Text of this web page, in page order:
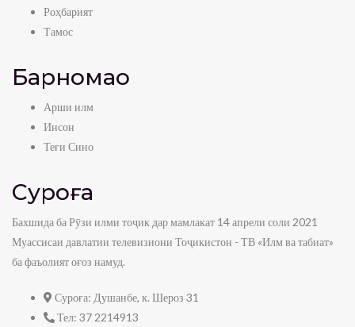
Роҳбарият
Тамос
Барномаҳо
Арши илм
Инсон
Теғи Сино
Суроға
Бахшида ба Рӯзи илми тоҷик дар мамлакат 14 апрели соли 2021
Муассисаи давлатии телевизиони Тоҷикистон - ТВ «Илм ва табиат»
ба фаъолият оғоз намуд.
Суроға: Душанбе, к. Шероз 31
Тел: 37 2214913